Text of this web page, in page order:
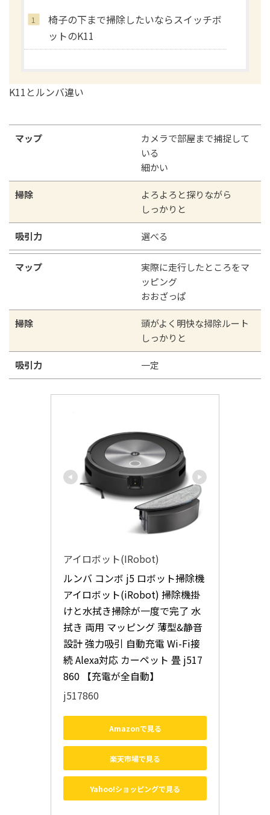
椅子の下まで掃除したいならスイッチボ
ットのK11
K11とルンバ違い
マップ
カメラで部屋まで捕捉して
いる
細かい
掃除
よろよろと探りながら
しっかりと
吸引力 選べる
マップ
実際に走行したところをマ
ッピング
おおざっぱ
掃除
頭がよく明快な掃除ルート
しっかりと
吸引力 一定
アイロボット(IRobot)
ルンバ コンボ j5 ロボット掃除機
アイロボット(iRobot) 掃除機掛
けと水拭き掃除が一度で完了 水
拭き 両用 マッピング 薄型&静音
設計 強力吸引 自動充電 Wi-Fi接
続 Alexa対応 カーペット 畳 j517
860 【充電が全自動】
j517860
Amazonで見る
楽天市場で見る
Yahoo!ショッピングで見る